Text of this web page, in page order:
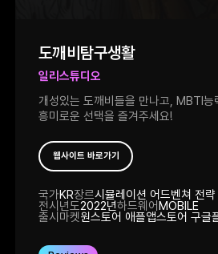
도깨비탐구생활
일리스튜디오
개성있는 도깨비들을 만나고, MBTI능
흥미로운 선택을 즐겨주세요!
웹사이트 바로가기
국가KR장르시뮬레이션 어드벤쳐 전
전시년도2022년하드웨어MOBILE
출시마켓원스토어 애플앱스토어 구글